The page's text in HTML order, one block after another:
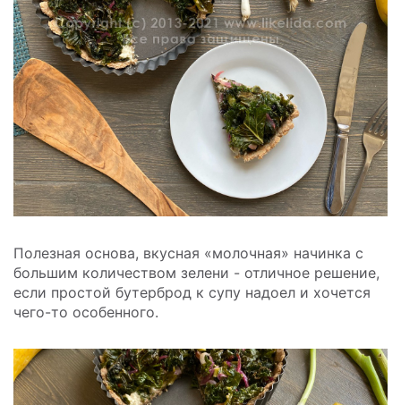
Полезная основа, вкусная «молочная» начинка с
большим количеством зелени - отличное решение,
если простой бутерброд к супу надоел и хочется
чего-то особенного.